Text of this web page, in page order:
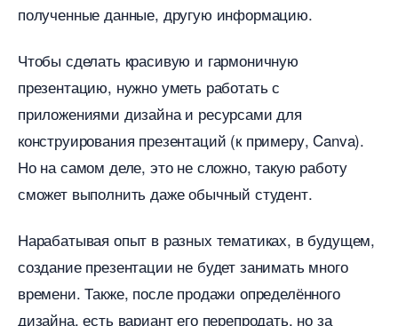
полученные данные, другую информацию.
Чтобы сделать красивую и гармоничную
презентацию, нужно уметь работать с
приложениями дизайна и ресурсами для
конструирования презентаций (к примеру, Canva).
Но на самом деле, это не сложно, такую работу
сможет выполнить даже обычный студент.
Нарабатывая опыт в разных тематиках, в будущем,
создание презентации не будет занимать много
ремени. Также, после продажи определённого
дизайна, есть вариант его перепродать, но за